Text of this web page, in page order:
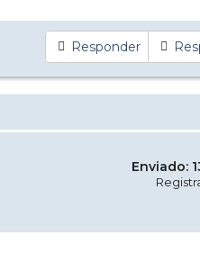
Responder
Enviado: